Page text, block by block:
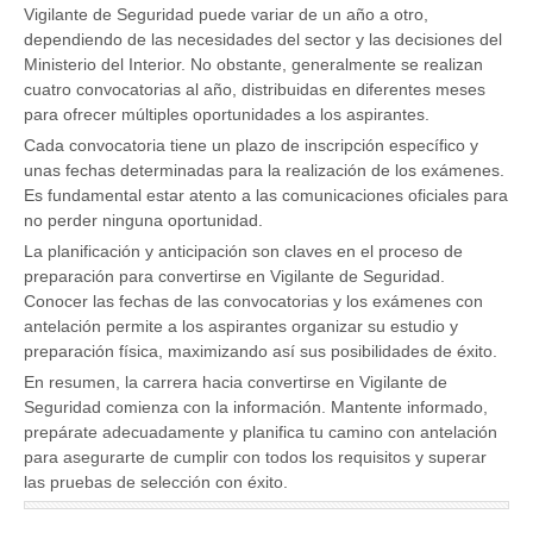
Vigilante de Seguridad puede variar de un año a otro,
dependiendo de las necesidades del sector y las decisiones del
Ministerio del Interior. No obstante, generalmente se realizan
cuatro convocatorias al año, distribuidas en diferentes meses
para ofrecer múltiples oportunidades a los aspirantes.
Cada convocatoria tiene un plazo de inscripción específico y
unas fechas determinadas para la realización de los exámenes.
Es fundamental estar atento a las comunicaciones oficiales para
no perder ninguna oportunidad.
La planificación y anticipación son claves en el proceso de
preparación para convertirse en Vigilante de Seguridad.
Conocer las fechas de las convocatorias y los exámenes con
antelación permite a los aspirantes organizar su estudio y
preparación física, maximizando así sus posibilidades de éxito.
En resumen, la carrera hacia convertirse en Vigilante de
Seguridad comienza con la información. Mantente informado,
prepárate adecuadamente y planifica tu camino con antelación
para asegurarte de cumplir con todos los requisitos y superar
las pruebas de selección con éxito.